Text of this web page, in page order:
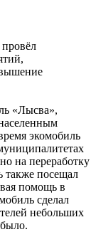
«Лысва»,
экомобиль
на переработку
также посещал
помощь в
сделал
небольших